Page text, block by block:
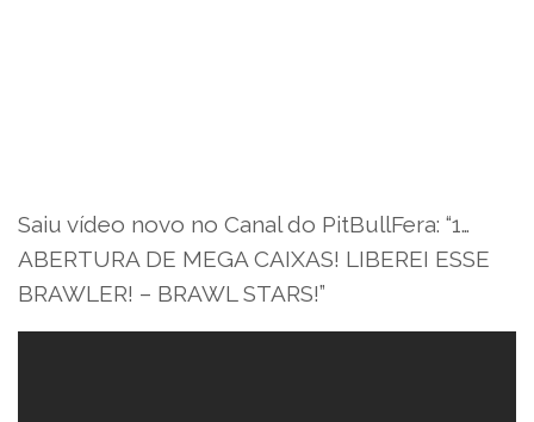
Saiu vídeo novo no Canal do PitBullFera: “1…
ABERTURA DE MEGA CAIXAS! LIBEREI ESSE
BRAWLER! – BRAWL STARS!”